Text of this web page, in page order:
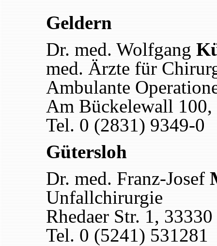
Geldern
Dr. med. Wolfgang
med. Ärzte für
Ambulante
Am Bückelewall 100,
Tel. 0 (2831) 9349-0
Gütersloh
Dr. med. Franz-Josef
Unfallchirurgie
Rhedaer Str. 1,
Tel. 0 (5241) 531281